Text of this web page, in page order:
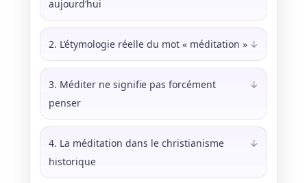
aujourd’hui
2. L’étymologie réelle du mot « méditation » ↓
3. Méditer ne signifie pas forcément
penser
↓
4. La méditation dans le christianisme
historique
↓